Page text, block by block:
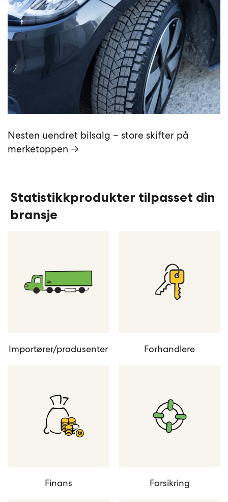
Nesten uendret bilsalg – store skifter på
merketoppen →
Statistikkprodukter tilpasset din
bransje
Importører/produsenter Forhandlere
Finans Forsikring